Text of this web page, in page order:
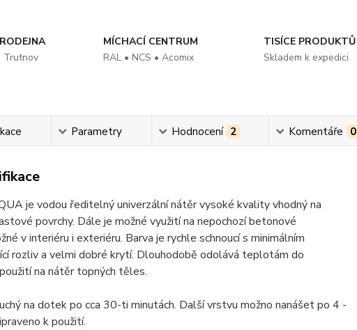
Trutnov
MÍCHACÍ CENTRUM
RAL • NCS • Acomix
TISÍCE PRODUKTŮ
Skladem k expedici
Parametry Hodnocení 2 Komentáře 0
je vodou ředitelný univerzální nátěr vysoké kvality vhodný na
povrchy. Dále je možné využití na nepochozí betonové
v interiéru i exteriéru. Barva je rychle schnoucí s minimálním
rozliv a velmi dobré krytí. Dlouhodobě odolává teplotám do
na nátěr topných těles.
na dotek po cca 30-ti minutách. Další vrstvu možno nanášet po 4 -
k použití.